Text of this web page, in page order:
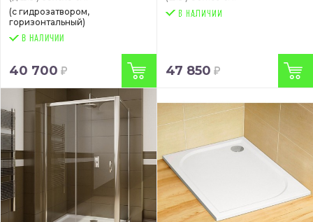
(с гидрозатвором,
горизонтальный)
В НАЛИЧИИ
40 700 47 850